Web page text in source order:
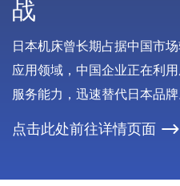
战
日本机床曾长期占据中国市
应用领域，中国企业正在利
服务能力，迅速替代日本品牌
点击此处前往详情页面